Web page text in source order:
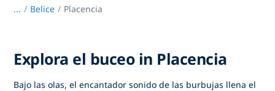
... / Belice Placencia
Explora el buceo in Placencia
Bajo las olas, el encantador sonido de las burbujas llena el